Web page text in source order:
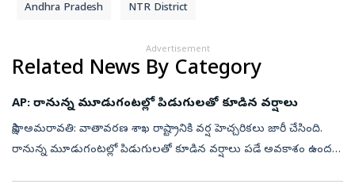
Andhra Pradesh NTR District
Advertisement
Related News By Category
AP: రానున్న మూడుగంటల్లో పిడుగులతో కూడిన వర్షాలు
సాక్షి, అమరావతి: వాతావరణ శాఖ రాష్ట్రానికి వర్ష హెచ్చరికలు జారీ చేసింది.
రానున్న మూడుగంటల్లో పిడుగులతో కూడిన వర్షాలు పడే అవకాశం ఉందని